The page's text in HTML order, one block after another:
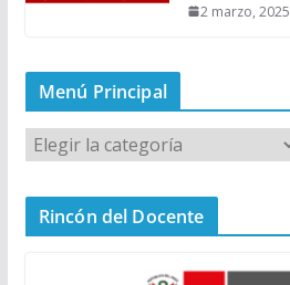
2 marzo, 2025
Menú Principal
M
e
n
Rincón del Docente